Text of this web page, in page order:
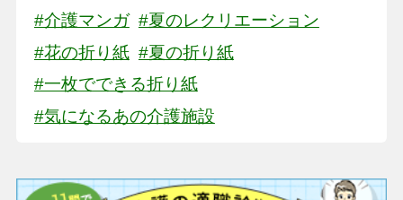
#介護マンガ #夏のレクリエーション
#花の折り紙 #夏の折り紙
#一枚でできる折り紙
#気になるあの介護施設